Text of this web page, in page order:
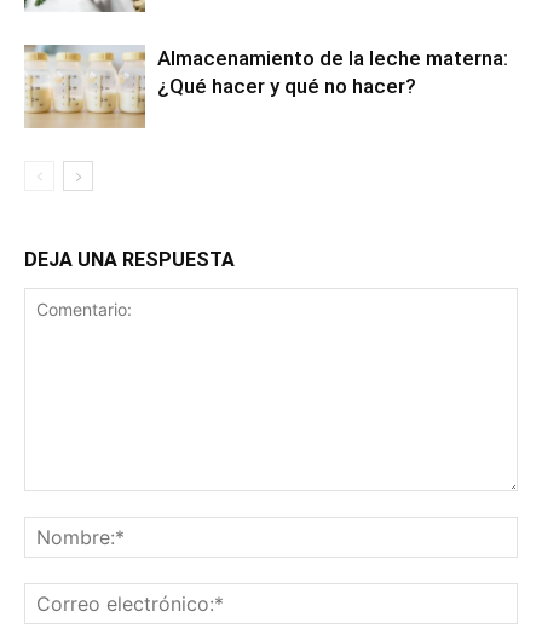
Almacenamiento de la leche materna:
¿Qué hacer y qué no hacer?
DEJA UNA RESPUESTA